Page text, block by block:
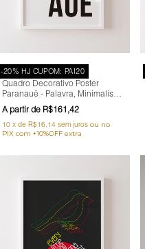
-20% HJ CUPOM: PAI20
Quadro Decorativo Poster
Paranauê - Palavra, Minimalista,
Preto, Branco
R$161,42
10 x de R$16,14 sem juros